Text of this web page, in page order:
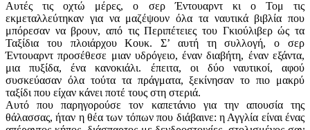
Αυτές τις οχτώ μέρες, ο σερ Έντουαρντ κι ο Τομ τις
εκμεταλλεύτηκαν για να μαζέψουν όλα τα ναυτικά βιβλία που
μπόρεσαν να βρουν, από τις Περιπέτειες του Γκιούλιβερ ώς τα
Ταξίδια του πλοιάρχου Κουκ. Σ’ αυτή τη συλλογή, ο σερ
Έντουαρντ προσέθεσε μιαν υδρόγειο, έναν διαβήτη, έναν εξάντα,
μια πυξίδα, ένα κανοκιάλι. έπειτα, οι δύο ναυτικοί, αφού
συσκεύασαν όλα τούτα τα πράγματα, ξεκίνησαν το πιο μακρύ
ταξίδι που είχαν κάνει ποτέ τους στη στεριά.
Αυτό που παρηγορούσε τον καπετάνιο για την απουσία της
θάλασσας, ήταν η θέα των τόπων που διάβαινε: η Αγγλία είναι ένας